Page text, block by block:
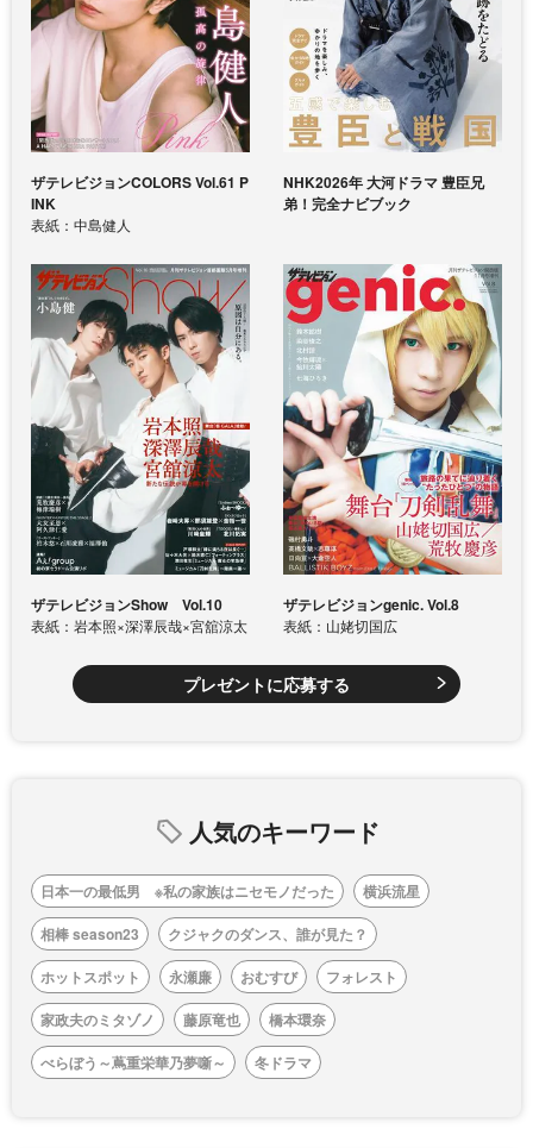
ザテレビジョンCOLORS Vol.61 P
INK
表紙：中島健人
NHK2026年 大河ドラマ 豊臣兄
弟！完全ナビブック
ザテレビジョンShow Vol.10
表紙：岩本照×深澤辰哉×宮舘涼太
ザテレビジョンgenic. Vol.8
表紙：山姥切国広
プレゼントに応募する
人気のキーワード
日本一の最低男 ※私の家族はニセモノだった
横浜流星
相棒 season23
クジャクのダンス、誰が見た？
ホットスポット
永瀬廉 おむすび
フォレスト
家政夫のミタゾノ
藤原竜也
橋本環奈
べらぼう～蔦重栄華乃夢噺～
冬ドラマ